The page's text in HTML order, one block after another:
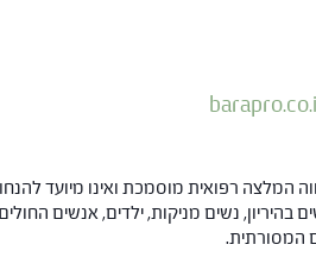
המלצה רפואית מוסמכת ואינו מיועד
בהיריון, נשים מניקות, ילדים, אנשים
המסורתית.